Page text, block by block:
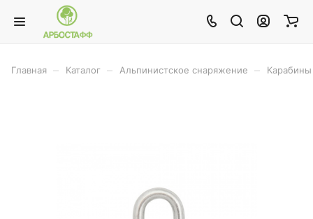
Главная Каталог Альпинистское снаряжение